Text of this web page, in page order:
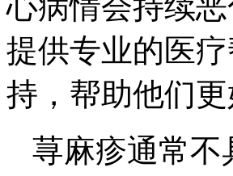
提供专业的医
持，帮助他们
荨麻疹通常不